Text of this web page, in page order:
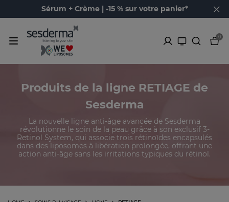
Sérum + Crème | -15 % sur votre panier*
0
Produits de la ligne RETIAGE de
Sesderma
La nouvelle ligne anti-âge avancée de Sesderma
révolutionne le soin de la peau grâce à son exclusif 3-
Retinol System, qui associe trois rétinoïdes encapsulés
dans des liposomes à libération prolongée, offrant une
action anti-âge sans les irritations typiques du rétinol.